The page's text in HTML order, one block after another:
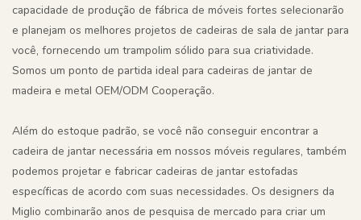
capacidade de produção de fábrica de móveis fortes selecionarão
e planejam os melhores projetos de cadeiras de sala de jantar para
você, fornecendo um trampolim sólido para sua criatividade.
Somos um ponto de partida ideal para cadeiras de jantar de
madeira e metal OEM/ODM Cooperação.
Além do estoque padrão, se você não conseguir encontrar a
cadeira de jantar necessária em nossos móveis regulares, também
podemos projetar e fabricar cadeiras de jantar estofadas
específicas de acordo com suas necessidades. Os designers da
Miglio combinarão anos de pesquisa de mercado para criar um